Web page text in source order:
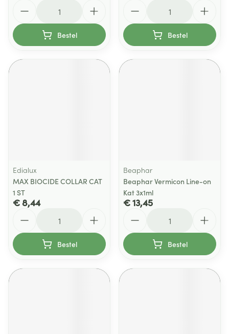
Bestel Bestel
Edialux
MAX BIOCIDE COLLAR CAT
1 ST
€ 8,44
Bestel
Beaphar
Beaphar Vermicon Line-on
Kat 3x1ml
€ 13,45
Bestel